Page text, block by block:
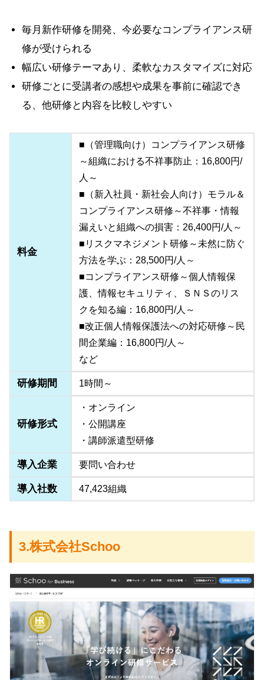
毎月新作研修を開発、今必要なコンプライアンス研
修が受けられる
幅広い研修テーマあり、柔軟なカスタマイズに対応
研修ごとに受講者の感想や成果を事前に確認でき
る、他研修と内容を比較しやすい
料金
■（管理職向け）コンプライアンス研修
～組織における不祥事防止：16,800円/
人～
■（新入社員・新社会人向け）モラル＆
コンプライアンス研修～不祥事・情報
漏えいと組織への損害：26,400円/人～
■リスクマネジメント研修～未然に防ぐ
方法を学ぶ：28,500円/人～
■コンプライアンス研修～個人情報保
護、情報セキュリティ、ＳＮＳのリス
クを知る編：16,800円/人～
■改正個人情報保護法への対応研修～民
間企業編：16,800円/人～
など
研修期間 1時間～
研修形式
・オンライン
・公開講座
・講師派遣型研修
導入企業 要問い合わせ
導入社数 47,423組織
3.株式会社Schoo